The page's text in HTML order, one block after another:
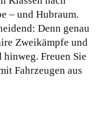
– und Hubraum.
Denn genau
Zweikämpfe und
hinweg. Freuen Sie
Fahrzeugen aus